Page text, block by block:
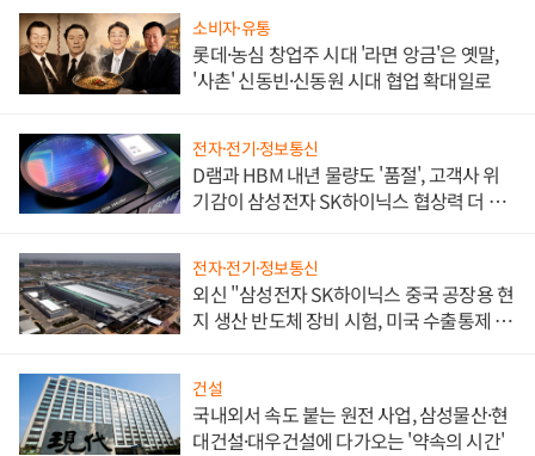
소비자·유통
롯데·농심 창업주 시대 '라면 앙금'은 옛말,
'사촌' 신동빈·신동원 시대 협업 확대일로
전자·전기·정보통신
D램과 HBM 내년 물량도 '품절', 고객사 위
기감이 삼성전자 SK하이닉스 협상력 더 키
전자·전기·정보통신
외신 "삼성전자 SK하이닉스 중국 공장용 현
지 생산 반도체 장비 시험, 미국 수출통제 대
건설
국내외서 속도 붙는 원전 사업, 삼성물산·현
대건설·대우건설에 다가오는 '약속의 시간'